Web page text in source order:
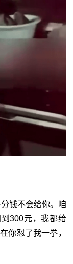
钱不会给你。咱
300元，我都给
你怼了我一拳，